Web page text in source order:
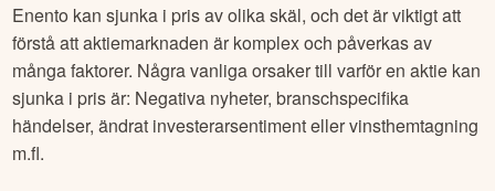
Enento kan sjunka i pris av olika skäl, och det är viktigt att
förstå att aktiemarknaden är komplex och påverkas av
många faktorer. Några vanliga orsaker till varför en aktie kan
sjunka i pris är: Negativa nyheter, branschspecifika
händelser, ändrat investerarsentiment eller vinsthemtagning
m.fl.